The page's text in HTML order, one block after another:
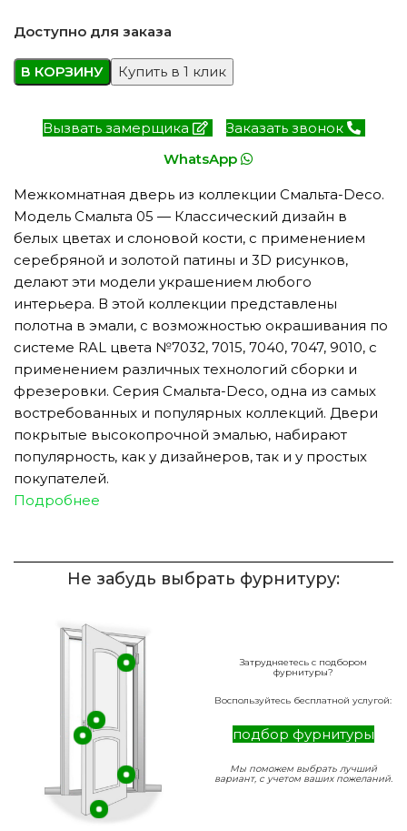
Доступно для заказа
В КОРЗИНУ Купить в 1 клик
Вызвать замерщика
Заказать звонок
WhatsApp
Межкомнатная дверь из коллекции Смальта-Deco.
Модель Смальта 05 — Классический дизайн в
белых цветах и слоновой кости, с применением
серебряной и золотой патины и 3D рисунков,
делают эти модели украшением любого
интерьера. В этой коллекции представлены
полотна в эмали, с возможностью окрашивания по
системе RAL цвета №7032, 7015, 7040, 7047, 9010, с
применением различных технологий сборки и
фрезеровки. Серия Смальта-Deco, одна из самых
востребованных и популярных коллекций. Двери
покрытые высокопрочной эмалью, набирают
популярность, как у дизайнеров, так и у простых
покупателей.
Подробнее
Не забудь выбрать фурнитуру:
Затрудняетесь с подбором
фурнитуры?
Воспользуйтесь бесплатной услугой:
подбор фурнитуры
Мы поможем выбрать лучший
вариант, с учетом ваших пожеланий.